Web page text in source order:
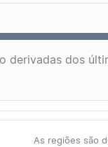
derivadas dos
As regiões são